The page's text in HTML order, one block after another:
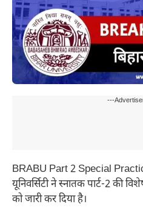
---
BRABU Part 2 Special
यूनिवर्सिटी ने स्नातक पार्ट-2 की
को जारी कर दिया है।